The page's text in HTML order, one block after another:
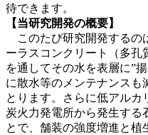
待できます。
【当研究開発の概要】
このたび研究開発するの
ーラスコンクリート（多孔
を通してその水を表層に”
に散水等のメンテナンスも
とります。さらに低アル
炭火力発電所から発生する
とで、舗装の強度増進と植